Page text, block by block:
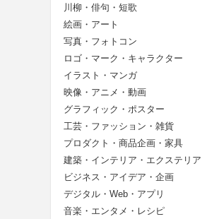
川柳・俳句・短歌
絵画・アート
写真・フォトコン
ロゴ・マーク・キャラクター
イラスト・マンガ
映像・アニメ・動画
グラフィック・ポスター
工芸・ファッション・雑貨
プロダクト・商品企画・家具
建築・インテリア・エクステリア
ビジネス・アイデア・企画
デジタル・Web・アプリ
音楽・エンタメ・レシピ